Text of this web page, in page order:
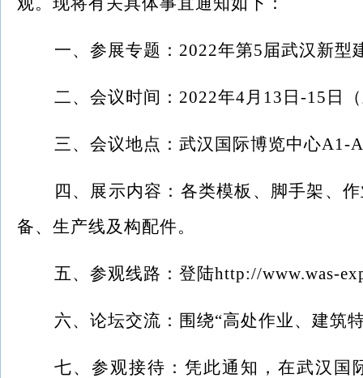
一、参展专题： 2022年第5届武汉新型
二、会议时间： 2022年4月13日-15日
三、会议地点：武汉国际博览中心A1-
四、展示内容：各类模板、脚手架、
备、生产线及构配件。
五、参观线路：登陆http://www.was-
六、论坛交流：围绕“高处作业、建筑
七、参观接待：凭此通知，在武汉国